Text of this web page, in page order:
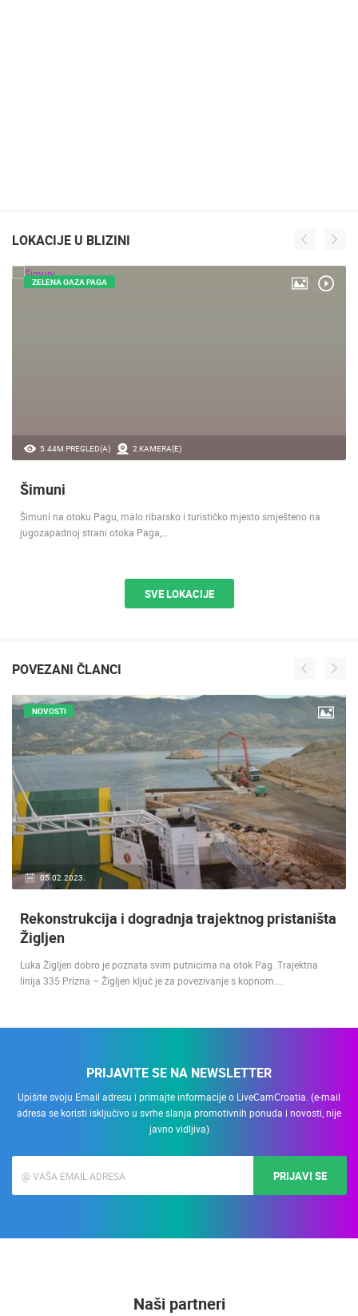
LOKACIJE U BLIZINI
5.44M PREGLED(A) 2 KAMERA(E)
ZELENA OAZA PAGA
Šimuni
Šimuni na otoku Pagu, malo ribarsko i turističko mjesto smješteno na
jugozapadnoj strani otoka Paga,…
SVE LOKACIJE
POVEZANI ČLANCI
05.02.2023.
NOVOSTI
Rekonstrukcija i dogradnja trajektnog pristaništa
Žigljen
Luka Žigljen dobro je poznata svim putnicima na otok Pag. Trajektna
linija 335 Prizna – Žigljen ključ je za povezivanje s kopnom.…
PRIJAVITE SE NA NEWSLETTER
Upišite svoju Email adresu i primajte informacije o LiveCamCroatia. (e-mail
adresa se koristi isključivo u svrhe slanja promotivnih ponuda i novosti, nije
javno vidljiva)
PRIJAVI SE
Naši partneri